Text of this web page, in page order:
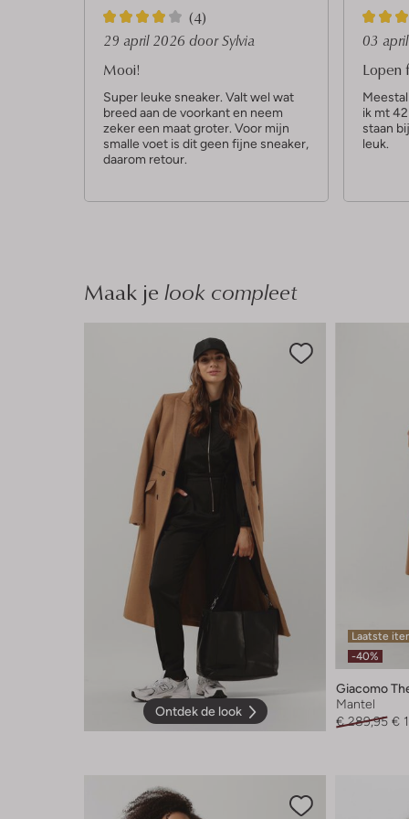
4
S
t
e
r
r
e
(4)
29 april 2026 door Sylvia
Mooi!
Super leuke sneaker. Valt wel wat
breed aan de voorkant en neem
zeker een maat groter. Voor mijn
smalle voet is dit geen fijne sneaker,
daarom retour.
5
S
t
e
r
r
03
Lopen
ik mt
staan
leuk.
Maak je look compleet
Ontdek de look
Laatste
-40%
Giacomo
Mantel
€ 289,95 €